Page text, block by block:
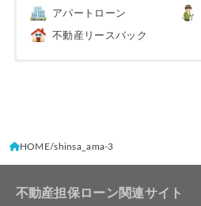
アパートローン
不動産リースバック
HOME shinsa_ama-3
不動産担保ローン関連サイト